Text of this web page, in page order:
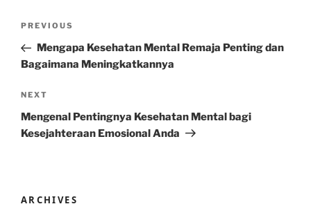
Previous
Post
PREVIOUS
Mengapa Kesehatan Mental Remaja Penting dan
Bagaimana Meningkatkannya
Next
Post
NEXT
Mengenal Pentingnya Kesehatan Mental bagi
Kesejahteraan Emosional Anda
ARCHIVES